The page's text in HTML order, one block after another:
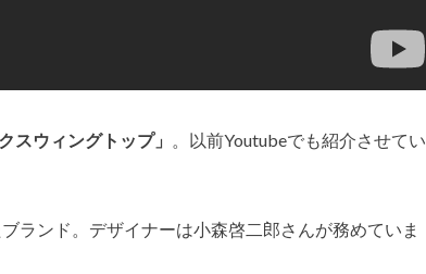
スウィングトップ」 。以前Youtubeでも紹介させてい
ランド。デザイナーは小森啓二郎さんが務めていま